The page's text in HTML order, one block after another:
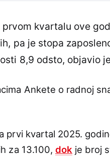
prvom kvartalu ove
pa je stopa
8,9 odsto, objavio
Ankete o radnoj
prvi kvartal 2025.
za 13.100, dok je broj